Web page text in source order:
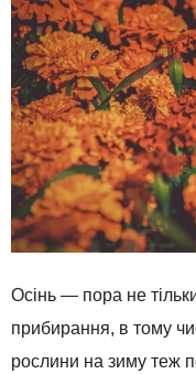
Осінь — пора не
прибирання, в тому
рослини на зиму теж